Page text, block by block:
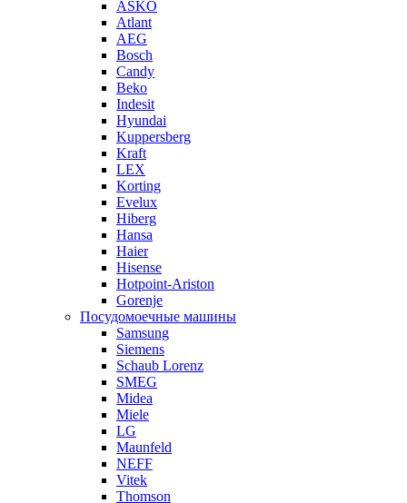
ASKO
Atlant
AEG
Bosch
Candy
Beko
Indesit
Hyundai
Kuppersberg
Kraft
LEX
Korting
Evelux
Hiberg
Hansa
Haier
Hisense
Hotpoint-Ariston
Gorenje
Посудомоечные машины
Samsung
Siemens
Schaub Lorenz
SMEG
Midea
Miele
LG
Maunfeld
NEFF
Vitek
Thomson